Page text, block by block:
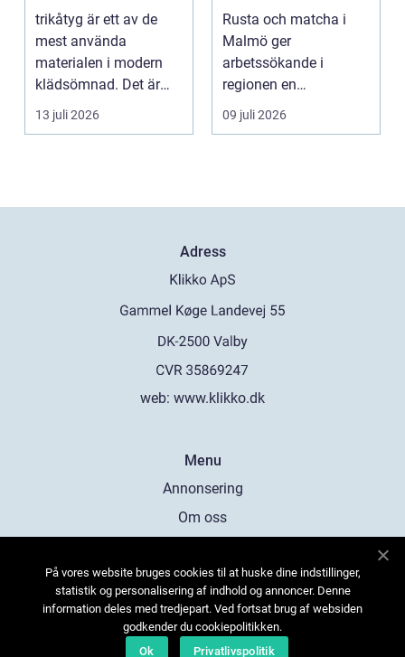
trikåtyg är ett av de
mest använda
materialen i modern
klädsömnad. Det är
mjukt, elastiskt och
formb...
13 juli 2026
dig som söker
jobb
Rusta och matcha i
Malmö ger
arbetssökande i
regionen en
strukturerad och
personlig vä...
09 juli 2026
Adress
web: www.klikko.dk
Menu
Annonsering
Om oss
Kontakta oss
Sitemap
På vores website bruges cookies til at huske dine indstillinger,
statistik og personalisering af indhold og annoncer. Denne
information deles med tredjepart. Ved fortsat brug af websiden
godkender du cookiepolitikken.
Ok
Privatlivspolitik